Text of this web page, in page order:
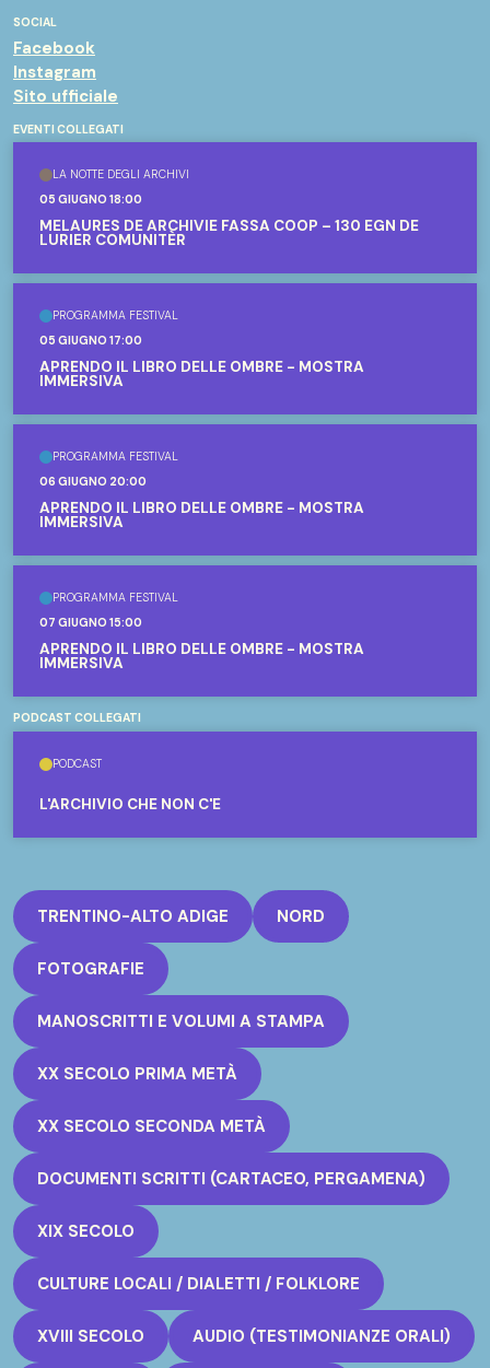
SOCIAL
Facebook
Instagram
Sito ufficiale
EVENTI COLLEGATI
LA NOTTE DEGLI ARCHIVI
05 GIUGNO 18:00
MELAURES DE ARCHIVIE FASSA COOP – 130 EGN DE
LURIER COMUNITÈR
PROGRAMMA FESTIVAL
05 GIUGNO 17:00
APRENDO IL LIBRO DELLE OMBRE - MOSTRA
IMMERSIVA
PROGRAMMA FESTIVAL
06 GIUGNO 20:00
APRENDO IL LIBRO DELLE OMBRE - MOSTRA
IMMERSIVA
PROGRAMMA FESTIVAL
07 GIUGNO 15:00
APRENDO IL LIBRO DELLE OMBRE - MOSTRA
IMMERSIVA
PODCAST COLLEGATI
PODCAST
L'ARCHIVIO CHE NON C'È
TRENTINO-ALTO ADIGE NORD
FOTOGRAFIE
MANOSCRITTI E VOLUMI A STAMPA
XX SECOLO PRIMA METÀ
XX SECOLO SECONDA METÀ
DOCUMENTI SCRITTI (CARTACEO, PERGAMENA)
XIX SECOLO
CULTURE LOCALI / DIALETTI / FOLKLORE
XVIII SECOLO AUDIO (TESTIMONIANZE ORALI)